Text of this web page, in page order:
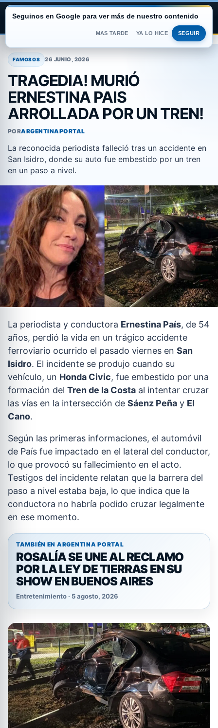
contenido
ARGENTINA PORTAL
FAMOSOS 26 JUNIO, 2026
TRAGEDIA! MURIÓ
ERNESTINA PAIS
ARROLLADA POR UN TREN!
PORARGENTINAPORTAL
La reconocida periodista falleció tras un accidente en
San Isidro, donde su auto fue embestido por un tren
en un paso a nivel.
La periodista y conductora Ernestina País, de 54
años, perdió la vida en un trágico accidente
ferroviario ocurrido el pasado viernes en San
Isidro. El incidente se produjo cuando su
vehículo, un Honda Civic, fue embestido por una
formación del Tren de la Costa al intentar cruzar
las vías en la intersección de Sáenz Peña y El
Cano.
Según las primeras informaciones, el automóvil
de País fue impactado en el lateral del conductor,
lo que provocó su fallecimiento en el acto.
Testigos del incidente relatan que la barrera del
paso a nivel estaba baja, lo que indica que la
conductora no habría podido cruzar legalmente
en ese momento.
TAMBIÉN EN ARGENTINA PORTAL
ROSALÍA SE UNE AL RECLAMO
POR LA LEY DE TIERRAS EN SU
SHOW EN BUENOS AIRES
Entretenimiento · 5 agosto, 2026
Seguinos en Google para ver más de nuestro contenido
MAS TARDE YA LO HICE SEGUIR